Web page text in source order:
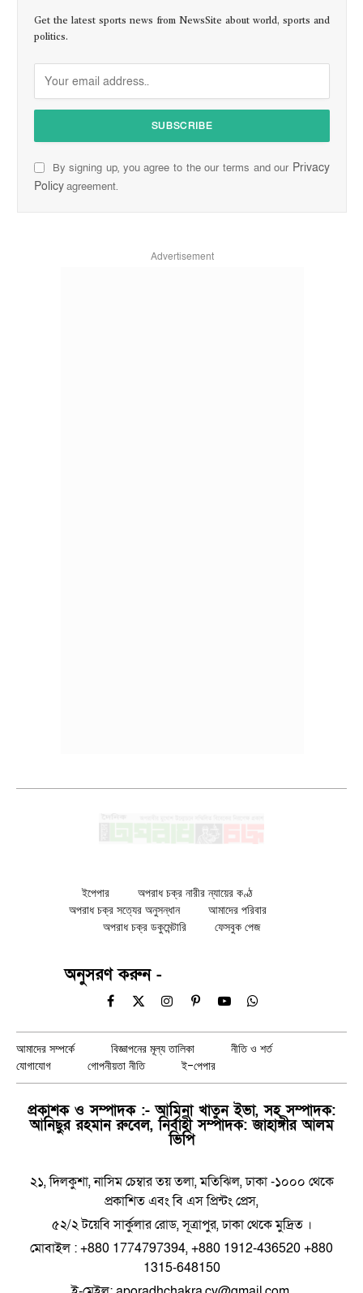
Get the latest sports news from NewsSite about world, sports and
politics.
By signing up, you agree to the our terms and our Privacy
Policyagreement.
Advertisement
ইপেপার
অপরাধ চক্র নারীর ন্যায়ের কণ্ঠ
অপরাধ চক্র সত্যের অনুসন্ধান
আমাদের পরিবার
অপরাধ চক্র ডকুমেন্টারি
ফেসবুক পেজ
অনুসরণ করুন -
Facebook
X
InstagramPinterestYouTubeWhatsApp
আমাদের সম্পর্কে বিজ্ঞাপনের মূল্য তালিকা
নীতি ও শর্ত
যোগাযোগ
গোপনীয়তা নীতি ই-পেপার
প্রকাশক ও সম্পাদক :- আমিনা খাতুন ইভা, সহ সম্পাদক:
আনিছুর রহমান রুবেল, নির্বাহী সম্পাদক: জাহাঙ্গীর আলম
ভিপি
২১, দিলকুশা, নাসিম চেম্বার তয় তলা, মতিঝিল, ঢাকা -১০০০ থেকে
প্রকাশিত এবং বি এস প্রিন্টং প্রেস,
৫২/২ টয়েবি সার্কুলার রোড, সূত্রাপুর, ঢাকা থেকে মুদ্রিত ।
মোবাইল : +880 1774797394, +880 1912-436520 +880
1315-648150